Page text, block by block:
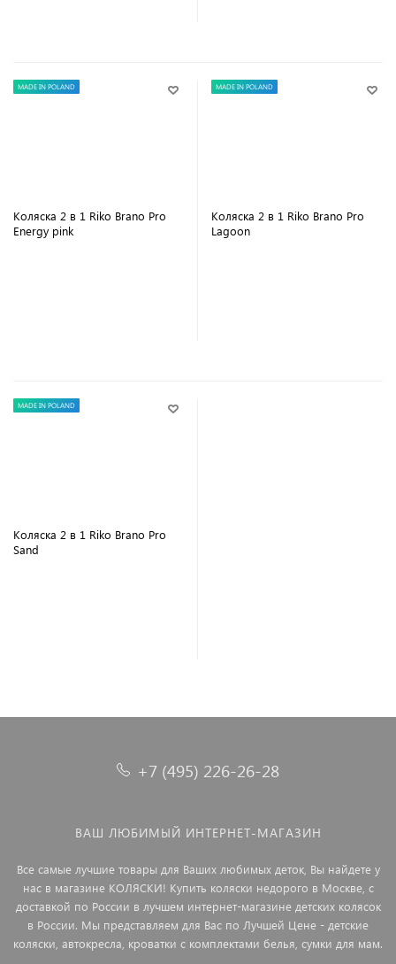
MADE IN POLAND
Коляска 2 в 1 Riko Brano Pro
Energy pink
MADE IN POLAND
Коляска 2 в 1 Riko Brano Pro
Lagoon
MADE IN POLAND
Коляска 2 в 1 Riko Brano Pro
Sand
+7 (495) 226-26-28
ВАШ ЛЮБИМЫЙ ИНТЕРНЕТ-МАГАЗИН
Все самые лучшие товары для Ваших любимых деток, Вы найдете у
нас в магазине КОЛЯСКИ! Купить коляски недорого в Москве, с
доставкой по России в лучшем интернет-магазине детских колясок
в России. Мы представляем для Вас по Лучшей Цене - детские
коляски, автокресла, кроватки с комплектами белья, сумки для мам.